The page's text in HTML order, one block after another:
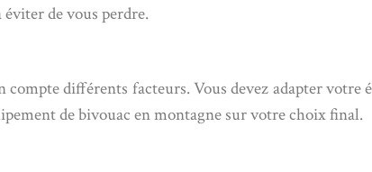
de vous perdre.
différents facteurs. Vous devez adapter
de bivouac en montagne sur votre choix final.